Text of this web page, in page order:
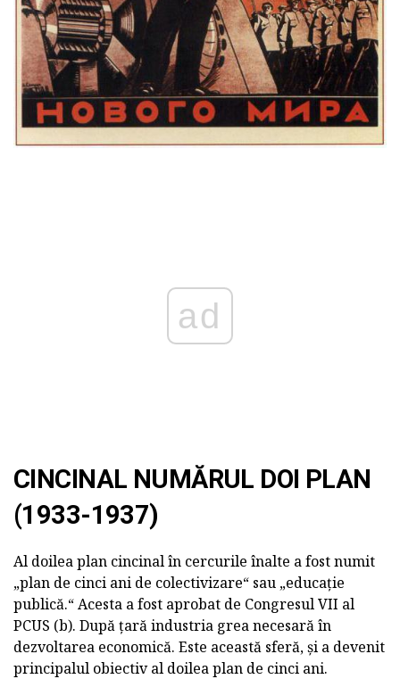
ad
CINCINAL NUMĂRUL DOI PLAN
(1933-1937)
Al doilea plan cincinal în cercurile înalte a fost numit
„plan de cinci ani de colectivizare“ sau „educație
publică.“ Acesta a fost aprobat de Congresul VII al
PCUS (b). După țară industria grea necesară în
dezvoltarea economică. Este această sferă, și a devenit
principalul obiectiv al doilea plan de cinci ani.